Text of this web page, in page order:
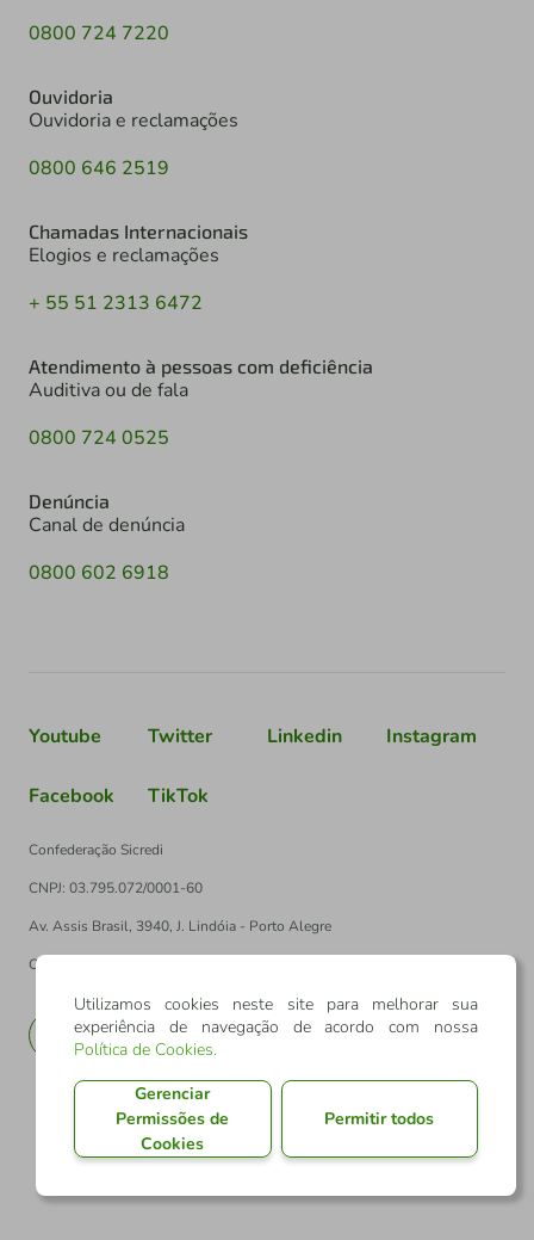
0800 724 7220
Ouvidoria
Ouvidoria e reclamações
0800 646 2519
Chamadas Internacionais
Elogios e reclamações
+ 55 51 2313 6472
Atendimento à pessoas com deficiência
Auditiva ou de fala
0800 724 0525
Denúncia
Canal de denúncia
0800 602 6918
Youtube Twitter Linkedin Instagram
Facebook TikTok
Confederação Sicredi
CNPJ: 03.795.072/0001-60
Av. Assis Brasil, 3940, J. Lindóia - Porto Alegre
CEP: 91010-003
EN
Utilizamos cookies neste site para melhorar sua
experiência de navegação de acordo com nossa
Política de Cookies.
Gerenciar
Permissões de
Cookies
Permitir todos